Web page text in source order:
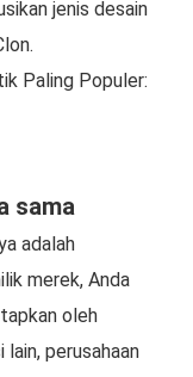
jenis desain
Paling Populer:
sama
adalah
merek, Anda
oleh
perusahaan